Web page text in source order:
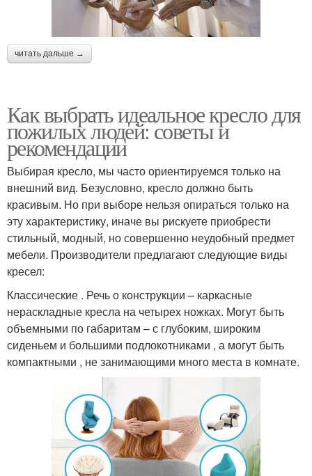
читать дальше →
Как выбрать идеальное кресло для
пожилых людей: советы и
рекомендации
Выбирая кресло, мы часто ориентируемся только на
внешний вид. Безусловно, кресло должно быть
красивым. Но при выборе нельзя опираться только на
эту характеристику, иначе вы рискуете приобрести
стильный, модный, но совершенно неудобный предмет
мебели. Производители предлагают следующие виды
кресел:
Классические . Речь о конструкции – каркасные
нераскладные кресла на четырех ножках. Могут быть
объемными по габаритам – с глубоким, широким
сиденьем и большими подлокотниками , а могут быть
компактными , не занимающими много места в комнате.